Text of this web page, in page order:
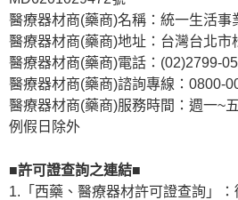
醫療器材商(藥商)名稱：統一生活事
醫療器材商(藥商)地址：台灣台北市
醫療器材商(藥商)電話：(02)2799-
醫療器材商(藥商)諮詢專線：0800-
醫療器材商(藥商)服務時間：週一~
例假日除外
■許可證查詢之連結■
1.「西藥、醫療器材許可證查詢」